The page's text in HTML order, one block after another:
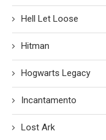
Hell Let Loose
Hitman
Hogwarts Legacy
Incantamento
Lost Ark